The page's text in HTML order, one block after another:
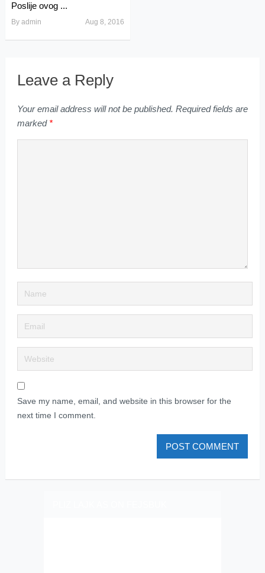
Poslije ovog ...
By admin Aug 8, 2016
Leave a Reply
Your email address will not be published. Required fields are
marked *
Save my name, email, and website in this browser for the
next time I comment.